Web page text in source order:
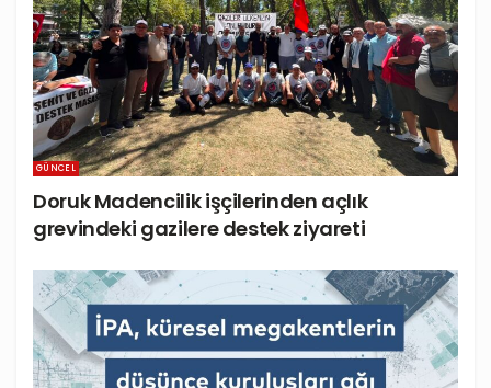
GÜNCEL
Doruk Madencilik işçilerinden açlık
grevindeki gazilere destek ziyareti